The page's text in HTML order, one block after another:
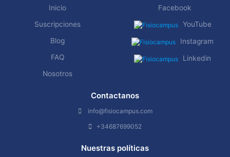
Inicio
Suscripciones
Blog
FAQ
Nosotros
Facebook
YouTube
Instagram
Linkedin
Contactanos
info@fisiocampus.com
+34687699052
Nuestras políticas